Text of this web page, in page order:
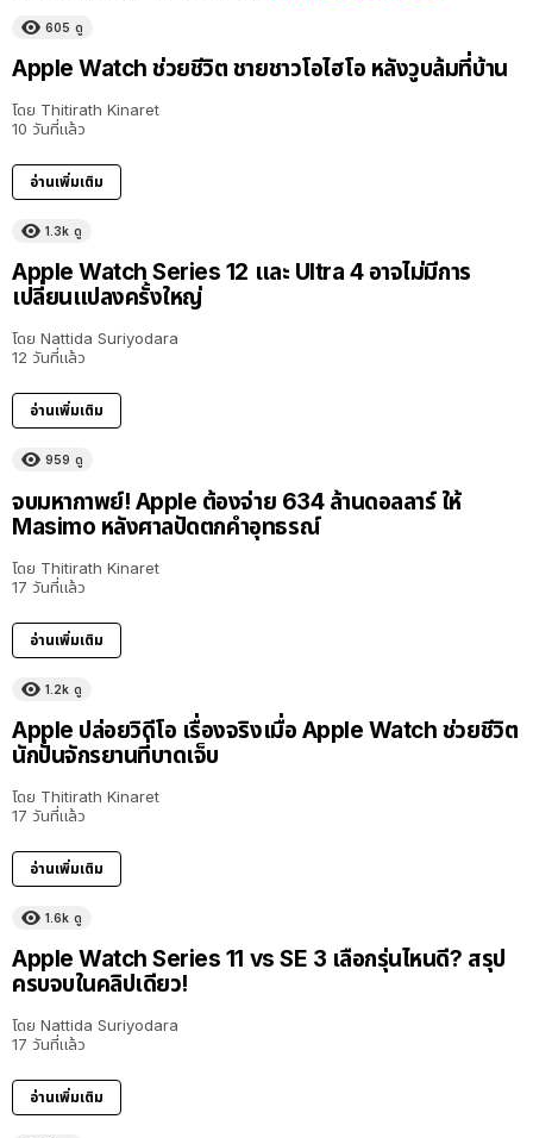
605 ดู
Apple Watch ช่วยชีวิต ชายชาวโอไฮโอ หลังวูบล้มที่บ้าน
โดย Thitirath Kinaret
10 วันที่แล้ว
อ่านเพิ่มเติม
1.3k ดู
Apple Watch Series 12 และ Ultra 4 อาจไม่มีการ
เปลี่ยนแปลงครั้งใหญ่
โดย Nattida Suriyodara
12 วันที่แล้ว
อ่านเพิ่มเติม
959 ดู
จบมหากาพย์! Apple ต้องจ่าย 634 ล้านดอลลาร์ ให้
Masimo หลังศาลปัดตกคำอุทธรณ์
โดย Thitirath Kinaret
17 วันที่แล้ว
อ่านเพิ่มเติม
1.2k ดู
Apple ปล่อยวิดีโอ เรื่องจริงเมื่อ Apple Watch ช่วยชีวิต
นักปั่นจักรยานที่บาดเจ็บ
โดย Thitirath Kinaret
17 วันที่แล้ว
อ่านเพิ่มเติม
1.6k ดู
Apple Watch Series 11 vs SE 3 เลือกรุ่นไหนดี? สรุป
ครบจบในคลิปเดียว!
โดย Nattida Suriyodara
17 วันที่แล้ว
อ่านเพิ่มเติม